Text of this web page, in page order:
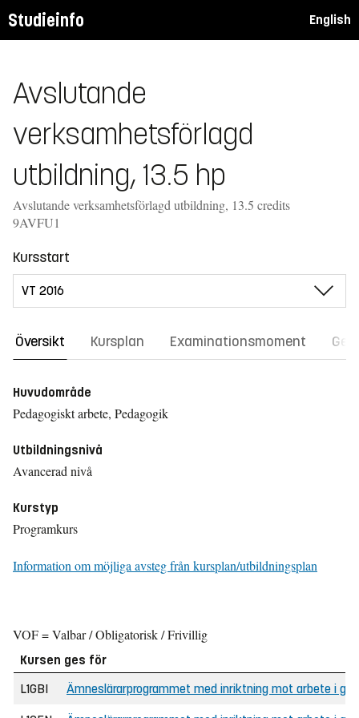
Studieinfo English
Avslutande
verksamhetsförlagd
utbildning, 13.5 hp
Avslutande verksamhetsförlagd utbildning, 13.5 credits
9AVFU1
Kursstart
Översikt Kursplan Examinationsmoment
Huvudområde
Pedagogiskt arbete, Pedagogik
Utbildningsnivå
Avancerad nivå
Kurstyp
Programkurs
Information om möjliga avsteg från kursplan/utbildningsplan
VOF = Valbar / Obligatorisk / Frivillig
Kursen ges för
L1GBI
Ämneslärarprogrammet med inriktning mot arbete i